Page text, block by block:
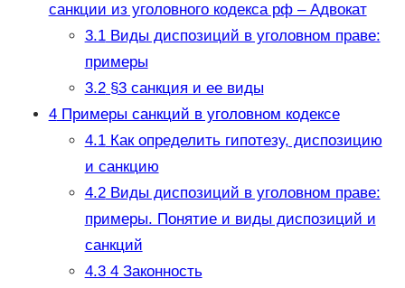
санкции из уголовного кодекса рф – Адвокат
3.1Виды диспозиций в уголовном праве:
примеры
3.2§3 санкция и ее виды
4Примеры санкций в уголовном кодексе
4.1Как определить гипотезу, диспозицию
и санкцию
4.2Виды диспозиций в уголовном праве:
примеры. Понятие и виды диспозиций и
санкций
4.34 Законность